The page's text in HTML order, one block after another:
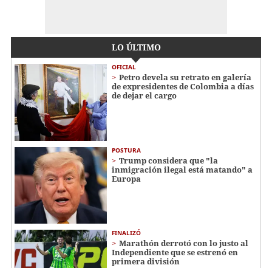
LO ÚLTIMO
OFICIAL
Petro devela su retrato en galería
de expresidentes de Colombia a días
de dejar el cargo
POSTURA
Trump considera que "la
inmigración ilegal está matando" a
Europa
FINALIZÓ
Marathón derrotó con lo justo al
Independiente que se estrenó en
primera división